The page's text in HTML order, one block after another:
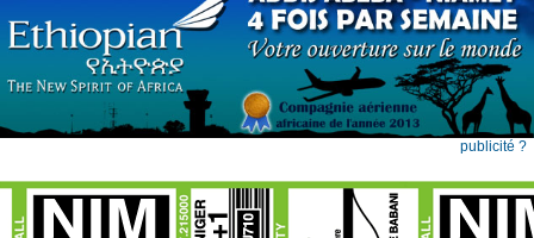
publicité ?